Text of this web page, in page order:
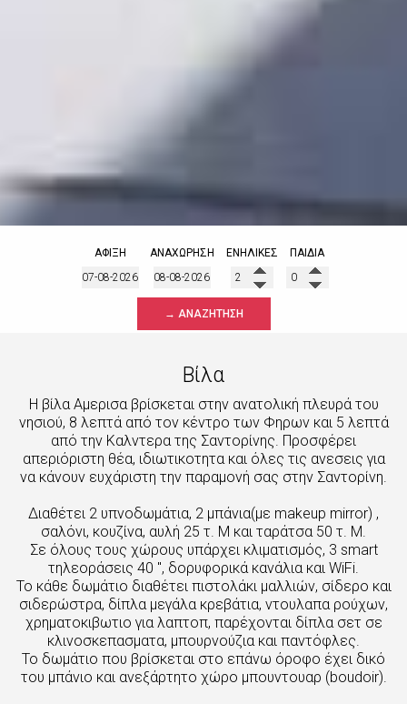
ΆΦΙΞΗ ΑΝΑΧΏΡΗΣΗ ΕΝΉΛΙΚΕΣ ΠΑΙΔΙΆ
→ ΑΝΑΖΉΤΗΣΗ
Βίλα
Η βίλα Αμερισα βρίσκεται στην ανατολική πλευρά του
νησιού, 8 λεπτά από τον κέντρο των Φηρων και 5 λεπτά
από την Καλντερα της Σαντορίνης. Προσφέρει
απεριόριστη θέα, ιδιωτικοτητα και όλες τις ανεσεις για
να κάνουν ευχάριστη την παραμονή σας στην Σαντορίνη.
Διαθέτει 2 υπνοδωμάτια, 2 μπάνια(με makeup mirror) ,
σαλόνι, κουζίνα, αυλή 25 τ. Μ και ταράτσα 50 τ. Μ.
Σε όλους τους χώρους υπάρχει κλιματισμός, 3 smart
τηλεοράσεις 40 ", δορυφορικά κανάλια και WiFi.
Το κάθε δωμάτιο διαθέτει πιστολάκι μαλλιών, σίδερο και
σιδερώστρα, δίπλα μεγάλα κρεβάτια, ντουλαπα ρούχων,
χρηματοκιβωτιο για λαπτοπ, παρέχονται δίπλα σετ σε
κλινοσκεπασματα, μπουρνούζια και παντόφλες.
Το δωμάτιο που βρίσκεται στο επάνω όροφο έχει δικό
του μπάνιο και ανεξάρτητο χώρο μπουντουαρ (boudoir).